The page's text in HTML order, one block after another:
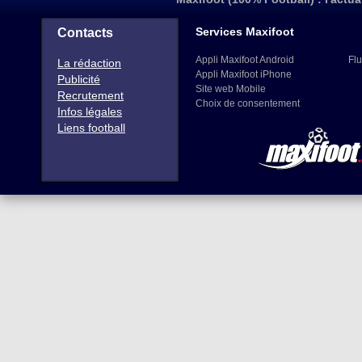
Contacts
La rédaction
Publicité
Recrutement
Infos légales
Liens football
Services Maxifoot
Appli Maxifoot Android
Appli Maxifoot iPhone
Site web Mobile
Choix de consentement